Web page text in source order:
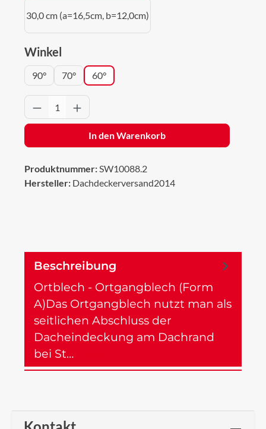
30,0 cm (a=16,5cm, b=12,0cm)
Winkel
90° 70° 60°
Produkt Anzahl: Gib den gewünschten
In den Warenkorb
Produktnummer:SW10088.2
Hersteller: Dachdeckerversand2014
Beschreibung
Ortblech - Ortgangblech (Form
A)Das Ortgangblech nutzt man als
seitlichen Abschluss der
Dacheindeckung am Dachrand
bei St…